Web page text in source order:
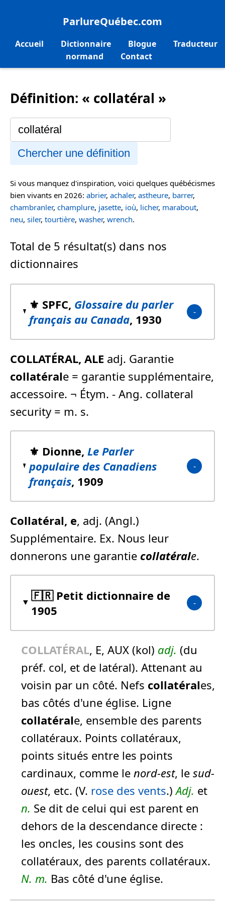
ParlureQuébec.com
Accueil Dictionnaire Blogue
Traducteur
normand
Contact
Définition: « collatéral »
Chercher une définition
Si vous manquez d'inspiration, voici quelques québécismes
bien vivants en 2026: abrier, achaler, astheure, barrer,
chambranler, champlure, jasette, ioù, licher, marabout,
neu, siler, tourtière, washer, wrench.
Total de 5 résultat(s) dans nos
dictionnaires
⚜️ SPFC, Glossaire du parler
français au Canada, 1930
COLLATÉRAL, ALE adj. Garantie
collatérale = garantie supplémentaire,
accessoire. ¬ Étym. - Ang. collateral
security = m. s.
⚜️ Dionne, Le Parler
populaire des Canadiens
français, 1909
Collatéral, e, adj. (Angl.)
Supplémentaire. Ex. Nous leur
donnerons une garantie collatérale.
🇫🇷 Petit dictionnaire de
1905
COLLATÉRAL, E, AUX (kol) adj. (du
préf. col, et de latéral). Attenant au
voisin par un côté. Nefs collatérales,
bas côtés d'une église. Ligne
collatérale, ensemble des parents
collatéraux. Points collatéraux,
points situés entre les points
cardinaux, comme le nord-est, le sud-
ouest, etc. (V. rose des vents.)Adj. et
n. Se dit de celui qui est parent en
dehors de la descendance directe :
les oncles, les cousins sont des
collatéraux, des parents collatéraux.
N. m. Bas côté d'une église.